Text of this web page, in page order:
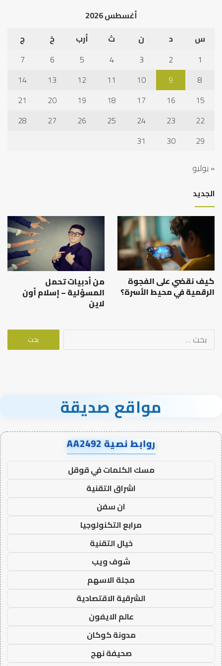
أغسطس 2026
س
د ن ث أرب خ
ج
1
2
3
4
5
6
7
8
9
10
11
12
13
14
15
16
17
18
19
20
21
22
23
24
25
26
27
28
29
30
31
« يوليو
الجديد
كيف نقضي على الفجوة
الرقمية في محيط الأسرة؟
من أدبيات تحمل
المسؤلية – إسلام أون
لاين
البحث
مواقع صديقة
روابط نصية AA2492
مسك الكلمات في قوقل
اشراق التقنية
ان سفن
مرابع التكنولوجيا
خيال التقنية
شوف ويب
مجلة الاسهم
الشرقية الاقتصادية
عالم الايفون
مدونة كوكان
صحيفة نهج